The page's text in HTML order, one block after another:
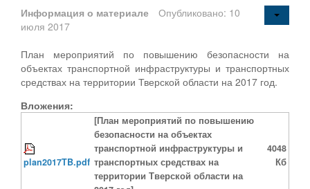
Информация о материале
Опубликовано: 10
июля 2017
План мероприятий по повышению безопасности на
объектах транспортной инфраструктуры и транспортных
средствах на территории Тверской области на 2017 год.
Вложения:
plan2017TB.pdf
[План мероприятий по повышению
безопасности на объектах
транспортной инфраструктуры и
транспортных средствах на
территории Тверской области на
4048
Кб